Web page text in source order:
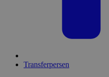
Transferpersen